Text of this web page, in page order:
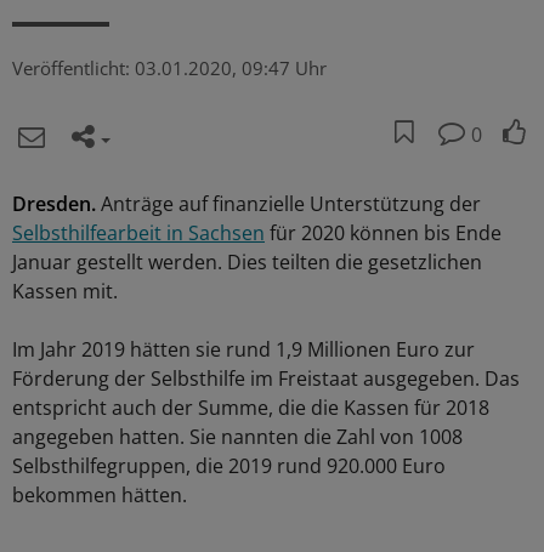
Veröffentlicht: 03.01.2020, 09:47 Uhr
0
Dresden.Anträge auf finanzielle Unterstützung der
Selbsthilfearbeit in Sachsen für 2020 können bis Ende
Januar gestellt werden. Dies teilten die gesetzlichen
Kassen mit.
Im Jahr 2019 hätten sie rund 1,9 Millionen Euro zur
Förderung der Selbsthilfe im Freistaat ausgegeben. Das
entspricht auch der Summe, die die Kassen für 2018
angegeben hatten. Sie nannten die Zahl von 1008
Selbsthilfegruppen, die 2019 rund 920.000 Euro
bekommen hätten.